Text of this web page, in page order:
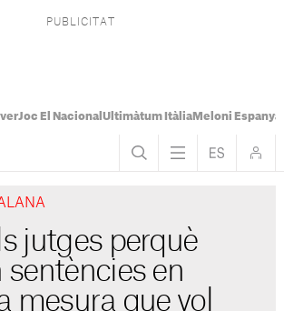
Joc El Nacional Ultimàtum ItàliaMeloni Espanya
jutges perquè
sentències en
mesura que vol